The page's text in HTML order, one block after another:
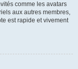
comme les avatars
aux autres membres,
est rapide et vivement